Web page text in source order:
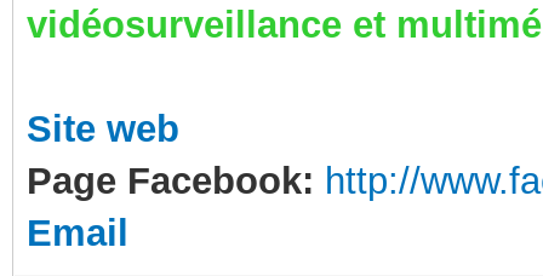
vidéosurveillance et
Site web
Page Facebook: http://
Email